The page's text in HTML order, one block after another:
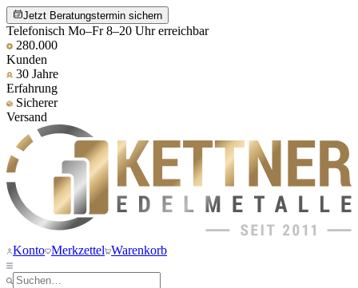
Jetzt Beratungstermin sichern
Telefonisch Mo–Fr 8–20 Uhr erreichbar
280.000
Kunden
30 Jahre
Erfahrung
Sicherer
Versand
Konto Merkzettel Warenkorb